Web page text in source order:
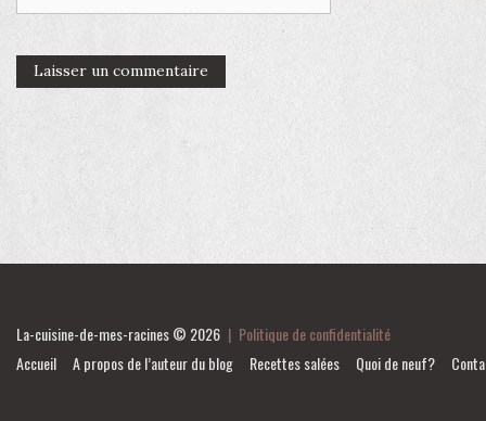
La-cuisine-de-mes-racines© 2026 | Politique de confidentialité
Accueil
A propos de l’auteur du blog Recettes salées Quoi de neuf?